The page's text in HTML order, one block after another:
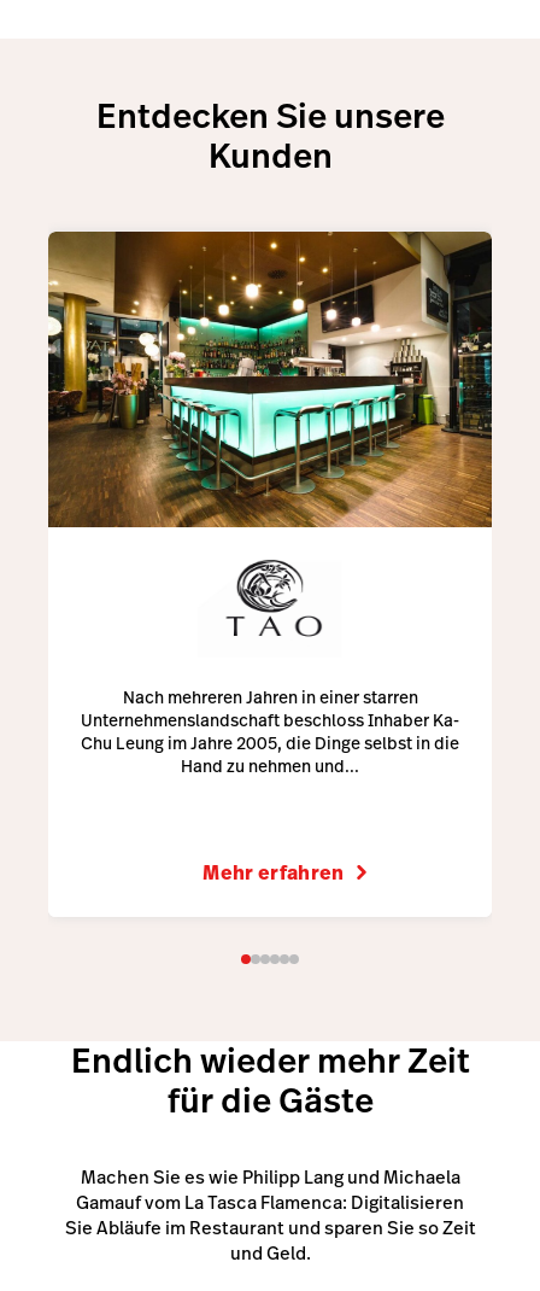
Entdecken Sie unsere
Kunden
Nach mehreren Jahren in einer starren
Unternehmenslandschaft beschloss Inhaber Ka-
Chu Leung im Jahre 2005, die Dinge selbst in die
Hand zu nehmen und...
Mehr erfahren
Endlich wieder mehr Zeit
für die Gäste
Machen Sie es wie Philipp Lang und Michaela
Gamauf vom La Tasca Flamenca: Digitalisieren
Sie Abläufe im Restaurant und sparen Sie so Zeit
und Geld.